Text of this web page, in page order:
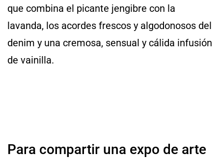
que combina el picante jengibre con la
lavanda, los acordes frescos y algodonosos del
denim y una cremosa, sensual y cálida infusión
de vainilla.
Para compartir una expo de arte